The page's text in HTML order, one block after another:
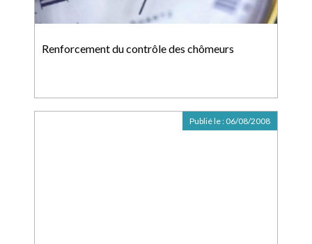
Renforcement du contrôle des chômeurs
Publié le : 06/08/2008